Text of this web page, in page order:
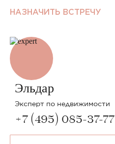
НАЗНАЧИТЬ ВСТРЕЧУ
Эльдар
Эксперт по недвижимости
+7 (495) 085-37-77